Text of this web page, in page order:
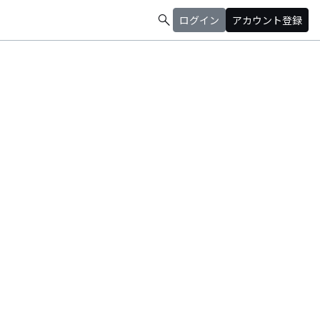
search ログイン アカウント登録